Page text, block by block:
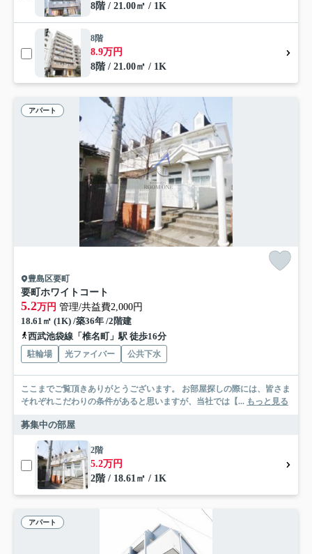
8階 / 21.00㎡ / 1K
8階
8.9万円
8階 / 21.00㎡ / 1K
アパート
豊島区要町
要町ホワイトコート
5.2万円 管理/共益費2,000円
18.61㎡ (1K) /築36年 /2階建
西武池袋線「椎名町」駅 徒歩16分
駐輪場 光ファイバー 公共下水
ここまでご覧頂きありがとうございます。 お部屋探しの際には、皆さま
それぞれこだわりの条件があると思いますが、当社では【... もっと見る
募集中の部屋
2階
5.2万円
2階 / 18.61㎡ / 1K
アパート